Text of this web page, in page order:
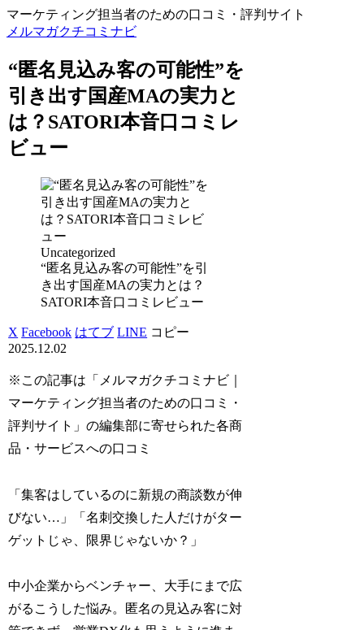
マーケティング担当者のための口コミ・評判サイト
メルマガクチコミナビ
“匿名見込み客の可能性”を
引き出す国産MAの実力と
は？SATORI本音口コミレ
ビュー
Uncategorized
“匿名見込み客の可能性”を引
き出す国産MAの実力とは？
SATORI本音口コミレビュー
X Facebook はてブ LINE コピー
2025.12.02
※この記事は「メルマガクチコミナビ｜
マーケティング担当者のための口コミ・
評判サイト」の編集部に寄せられた各商
品・サービスへの口コミ
「集客はしているのに新規の商談数が伸
びない…」「名刺交換した人だけがター
ゲットじゃ、限界じゃないか？」
中小企業からベンチャー、大手にまで広
がるこうした悩み。匿名の見込み客に対